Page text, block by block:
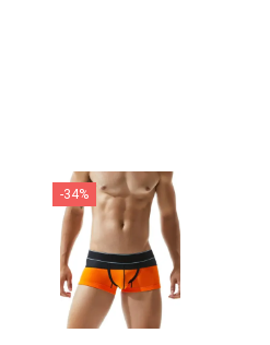
-34%